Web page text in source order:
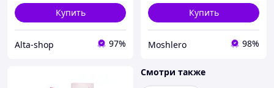
Купить
Alta-shop 97%
Купить
Moshlero 98%
Смотри также